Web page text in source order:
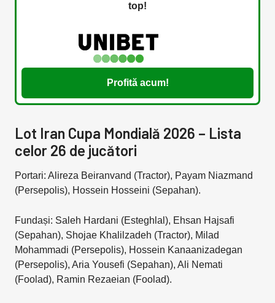
top!
Profită acum!
Lot Iran Cupa Mondială 2026 – Lista
celor 26 de jucători
Portari: Alireza Beiranvand (Tractor), Payam Niazmand
(Persepolis), Hossein Hosseini (Sepahan).
Fundași: Saleh Hardani (Esteghlal), Ehsan Hajsafi
(Sepahan), Shojae Khalilzadeh (Tractor), Milad
Mohammadi (Persepolis), Hossein Kanaanizadegan
(Persepolis), Aria Yousefi (Sepahan), Ali Nemati
(Foolad), Ramin Rezaeian (Foolad).